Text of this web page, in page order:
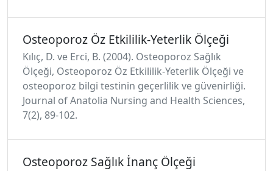
Osteoporoz Öz Etkililik-Yeterlik Ölçeği
Kılıç, D. ve Erci, B. (2004). Osteoporoz Sağlık
Ölçeği, Osteoporoz Öz Etkililik-Yeterlik Ölçeği ve
osteoporoz bilgi testinin geçerlilik ve güvenirliği.
Journal of Anatolia Nursing and Health Sciences,
7(2), 89-102.
Osteoporoz Sağlık İnanç Ölçeği